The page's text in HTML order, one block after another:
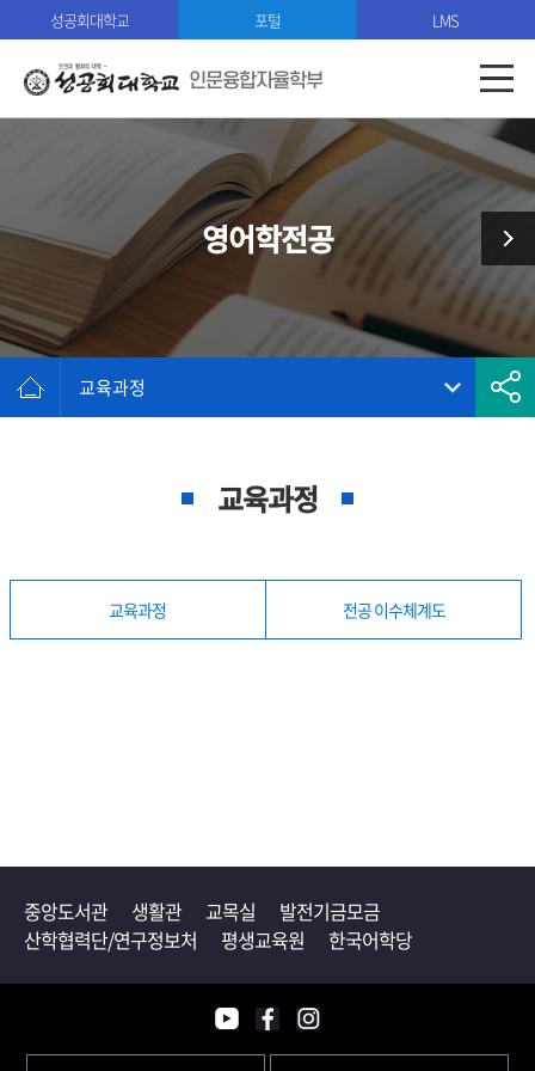
성공회대학교 포털 LMS
인문융합자율학부
영어학전공
교육과정
교육과정
교육과정 전공 이수체계도
중앙도서관 생활관 교목실
발전기금모금
산학협력단/연구정보처
평생교육원 한국어학당